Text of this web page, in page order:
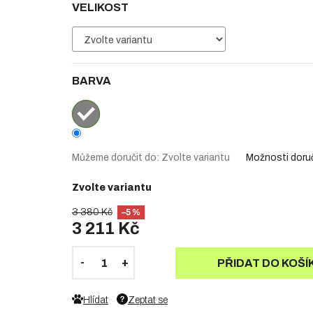
3 380 Kč –5 %
3 211 Kč
Zvolte variantu
VELIKOST
BARVA
Můžeme doručit do: Zvolte variantu Možnosti
PŘIDAT DO
Zeptat se
Hlídat